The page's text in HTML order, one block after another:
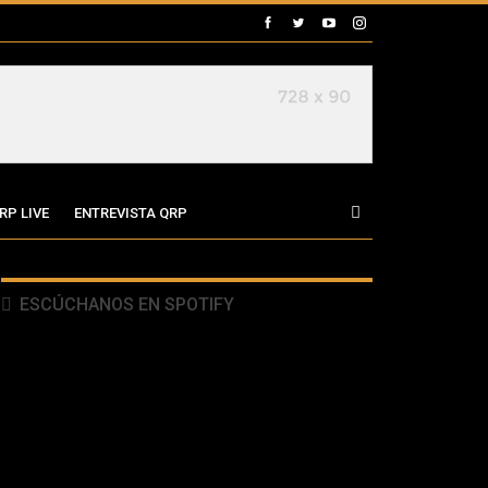
LIVE ENTREVISTA QRP
ESCÚCHANOS EN SPOTIFY